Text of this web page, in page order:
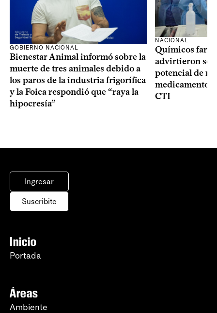
GOBIERNO NACIONAL
Bienestar Animal informó sobre la
muerte de tres animales debido a
los paros de la industria frigorífica
y la Foica respondió que “raya la
hipocresía”
NACIONAL
Químicos
advirtieron
potencial de
medicamentos
CTI
Ingresar
Suscribite
Inicio
Portada
Áreas
Ambiente